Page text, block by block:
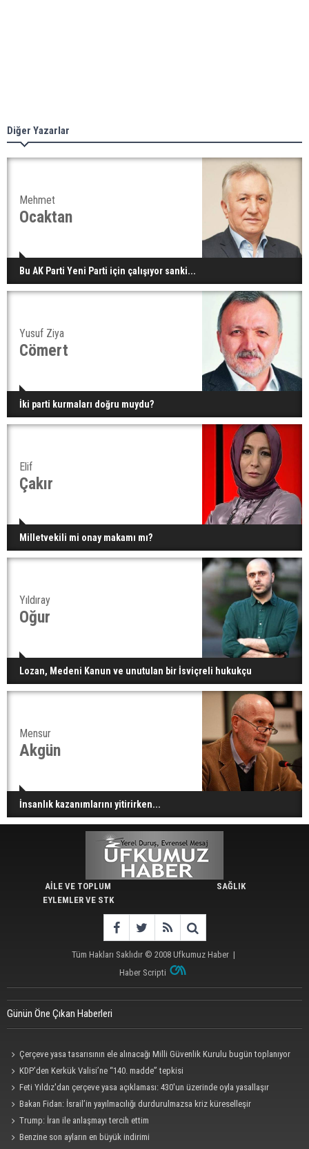
Diğer Yazarlar
Mehmet
Ocaktan
Bu AK Parti Yeni Parti için çalışıyor sanki...
Yusuf Ziya
Cömert
İki parti kurmaları doğru muydu?
Elif
Çakır
Milletvekili mi onay makamı mı?
Yıldıray
Oğur
Lozan, Medeni Kanun ve unutulan bir İsviçreli hukukçu
Mensur
Akgün
İnsanlık kazanımlarını yitirirken...
AİLE VE TOPLUM
EYLEMLER VE STK
SAĞLIK
Tüm Hakları Saklıdır © 2008 Ufkumuz Haber |
Haber Scripti
Günün Öne Çıkan Haberleri
Çerçeve yasa tasarısının ele alınacağı Milli Güvenlik Kurulu bugün toplanıyor
KDP’den Kerkük Valisi’ne “140. madde” tepkisi
Feti Yıldız'dan çerçeve yasa açıklaması: 430'un üzerinde oyla yasallaşır
Bakan Fidan: İsrail’in yayılmacılığı durdurulmazsa kriz küreselleşir
Trump: İran ile anlaşmayı tercih ettim
Benzine son ayların en büyük indirimi